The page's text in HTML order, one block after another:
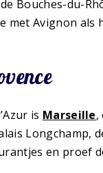
Bouches-du-
met Avignon
is Marseille,
en proef